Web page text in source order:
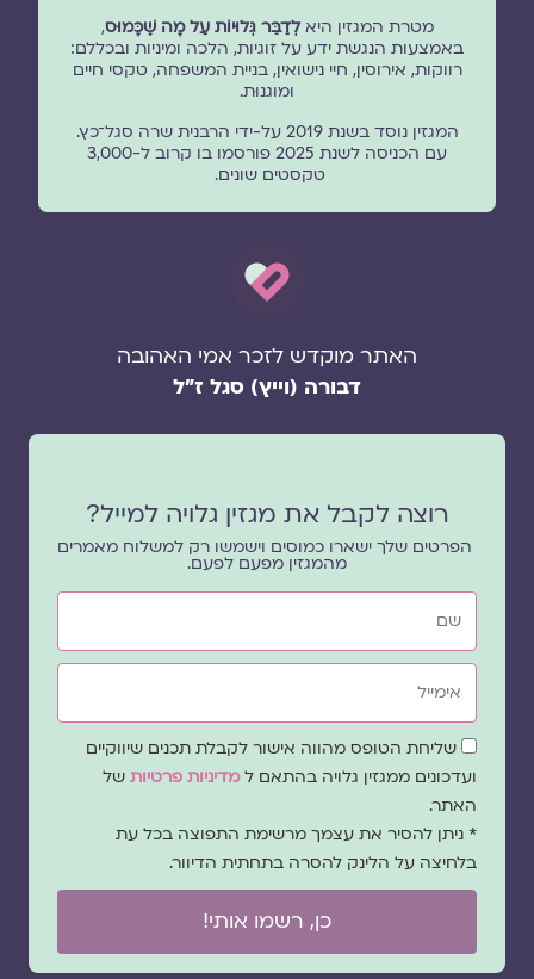
מטרת המגזין היאלְדַבֵּר גְּלוּיוֹת עַל מָה שֶׁכָּמוּס,
באמצעות הנגשת ידע על זוגיות, הלכה ומיניות ובכללם:
רווקות, אירוסין, חיי נישואין, בניית המשפחה, טקסי חיים
ומוגנוּת.
המגזין נוסד בשנת 2019 על-ידי הרבנית שרה סגל־כץ.
עם הכניסה לשנת 2025 פורסמו בו קרוב ל-3,000
טקסטים שונים.
האתר מוקדש לזכר אמי האהובה
דבורה (וייץ) סגל ז"ל
רוצה לקבל את מגזין גלויה למייל?
הפרטים שלך ישארו כמוסים וישמשו רק למשלוח מאמרים
מהמגזין מפעם לפעם.
שם
אימייל
שדה
הסכמה
שליחת הטופס מהווה אישור לקבלת תכנים שיווקיים
ועדכונים ממגזין גלויה בהתאם ל מדיניות פרטיותשל
האתר.
* ניתן להסיר את עצמך מרשימת התפוצה בכל עת
בלחיצה על הלינק להסרה בתחתית הדיוור.
כן, רשמו אותי!